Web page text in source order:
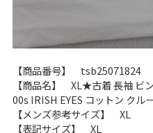
【商品番号】 tsb25071824
【商品名】 XL★古着 長袖 ビ
00s IRISH EYES コットン クル
【メンズ参考サイズ】 XL
【表記サイズ】 XL